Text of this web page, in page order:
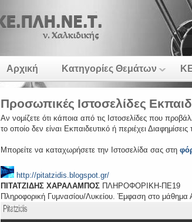
Αρχική Κατηγορίες Θεμάτων
Προσωπικές Ιστοσελίδες
Αν νομίζετε ότι κάποια από τις Ιστοσελίδες που
το οποίο δεν είναι Εκπαιδευτικό ή περιέχει
Μπορείτε να καταχωρήσετε την Ιστοσελίδα σας στη
http://pitatzidis.blogspot.gr/
ΠΙΤΑΤΖΙΔΗΣ ΧΑΡΑΛΑΜΠΟΣ ΠΛΗΡΟΦΟΡΙΚΗ-ΠΕ19
Πληροφορική Γυμνασίου/Λυκείου. Έμφαση στο